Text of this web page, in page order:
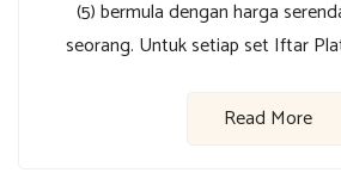
(5) bermula dengan harga
seorang. Untuk setiap set Iftar
Read More